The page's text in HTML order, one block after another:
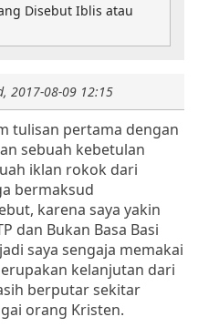
2017-08-09 12:15
tulisan pertama dengan
sebuah kebetulan
iklan rokok dari
bermaksud
karena saya yakin
dan Bukan Basa Basi
saya sengaja memakai
kelanjutan dari
berputar sekitar
orang Kristen.
Disebut Iblis atau